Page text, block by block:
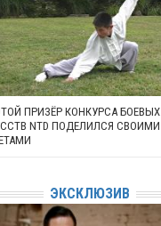
ПРИЗЁР КОНКУРСА БОЕВЫХ
NTD ПОДЕЛИЛСЯ СВОИМИ
ЭКСКЛЮЗИВ